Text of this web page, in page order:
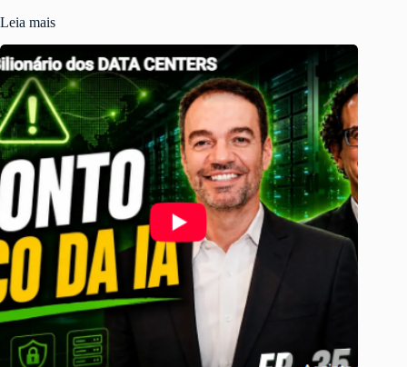
Leia mais